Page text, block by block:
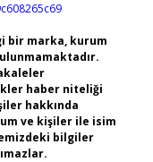
bir marka, kurum
haber niteliği
hakkında
ve kişiler ile isim
bilgiler